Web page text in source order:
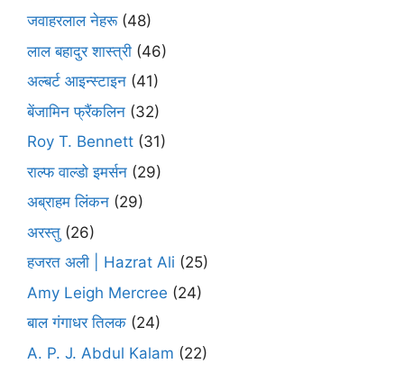
जवाहरलाल नेहरू(48)
लाल बहादुर शास्त्री (46)
अल्बर्ट आइन्स्टाइन (41)
बेंजामिन फ्रैंकलिन (32)
Roy T. Bennett (31)
राल्फ वाल्डो इमर्सन (29)
अब्राहम लिंकन (29)
अरस्तु (26)
हजरत अली | Hazrat Ali (25)
Amy Leigh Mercree (24)
बाल गंगाधर तिलक (24)
A. P. J. Abdul Kalam (22)